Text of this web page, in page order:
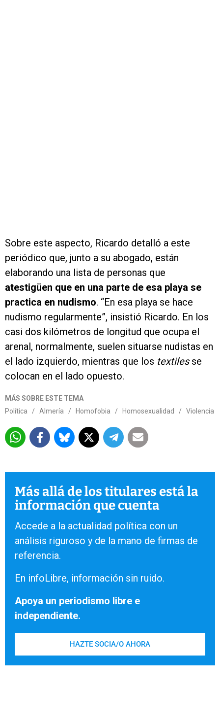
Sobre este aspecto, Ricardo detalló a este
periódico que, junto a su abogado, están
elaborando una lista de personas que
atestigüen que en una parte de esa playa se
practica en nudismo. “En esa playa se hace
nudismo regularmente”, insistió Ricardo. En los
casi dos kilómetros de longitud que ocupa el
arenal, normalmente, suelen situarse nudistas en
el lado izquierdo, mientras que los textilesse
colocan en el lado opuesto.
MÁS SOBRE ESTE TEMA
Política
/ Almería / Homofobia / Homosexualidad / Violencia
Más allá de los titulares está la
información que cuenta
Accede a la actualidad política con un
análisis riguroso y de la mano de firmas de
referencia.
En infoLibre, información sin ruido.
Apoya un periodismo libre e
independiente.
HAZTE SOCIA/O AHORA